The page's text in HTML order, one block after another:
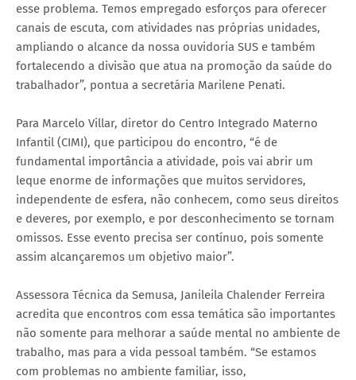
esse problema. Temos empregado esforços para oferecer
canais de escuta, com atividades nas próprias unidades,
ampliando o alcance da nossa ouvidoria SUS e também
fortalecendo a divisão que atua na promoção da saúde do
trabalhador”, pontua a secretária Marilene Penati.
Para Marcelo Villar, diretor do Centro Integrado Materno
Infantil (CIMI), que participou do encontro, “é de
fundamental importância a atividade, pois vai abrir um
leque enorme de informações que muitos servidores,
independente de esfera, não conhecem, como seus direitos
e deveres, por exemplo, e por desconhecimento se tornam
omissos. Esse evento precisa ser contínuo, pois somente
assim alcançaremos um objetivo maior”.
Assessora Técnica da Semusa, Janileila Chalender Ferreira
acredita que encontros com essa temática são importantes
não somente para melhorar a saúde mental no ambiente de
trabalho, mas para a vida pessoal também. “Se estamos
com problemas no ambiente familiar, isso,